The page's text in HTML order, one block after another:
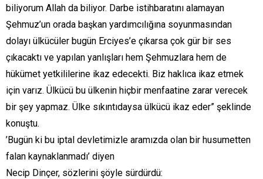
biliyorum Allah da biliyor. Darbe istihbaratını alamayan
Şehmuz’un orada başkan yardımcılığına soyunmasından
dolayı ülkücüler bugün Erciyes’e çıkarsa çok gür bir ses
çıkacaktı ve yapılan yanlışları hem Şehmuzlara hem de
hükümet yetkililerine ikaz edecekti. Biz haklıca ikaz etmek
için varız. Ülkücü bu ülkenin hiçbir menfaatine zarar verecek
bir şey yapmaz. Ülke sıkıntıdaysa ülkücü ikaz eder” şeklinde
konuştu.
’Bugün ki bu iptal devletimizle aramızda olan bir husumetten
falan kaynaklanmadı’ diyen
Necip Dinçer, sözlerini şöyle sürdürdü: